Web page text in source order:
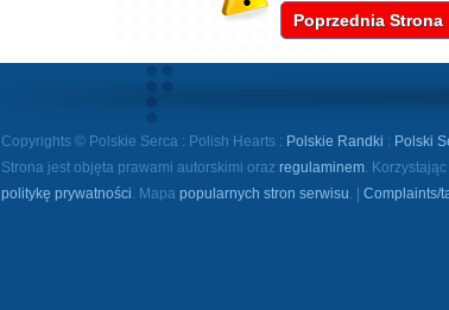
Poprzednia Strona
Copyrights © Polskie Serca : Polish Hearts : Polskie Randki : Polski
Strona jest objęta prawami autorskimi oraz regulaminem.
politykę prywatności. Mapa popularnych stron serwisu. | Complaints/